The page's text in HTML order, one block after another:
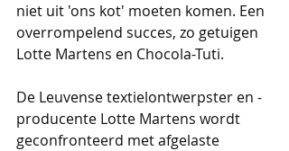
niet uit 'ons kot' moeten komen. Een
overrompelend succes, zo getuigen
Lotte Martens en Chocola-Tuti.
De Leuvense textielontwerpster en -
producente Lotte Martens wordt
geconfronteerd met afgelaste